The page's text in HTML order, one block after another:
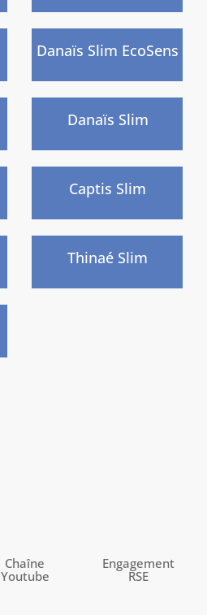
Danaïs Slim EcoSens
Danaïs Slim
Captis Slim
Thinaé Slim
Chaîne
Youtube
Engagement
RSE